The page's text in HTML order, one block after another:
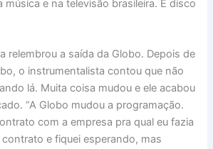
música e na televisão brasileira. É disco
relembrou a saída da Globo. Depois de
o instrumentalista contou que não
lá. Muita coisa mudou e ele acabou
“A Globo mudou a programação.
com a empresa pra qual eu fazia
e fiquei esperando, mas